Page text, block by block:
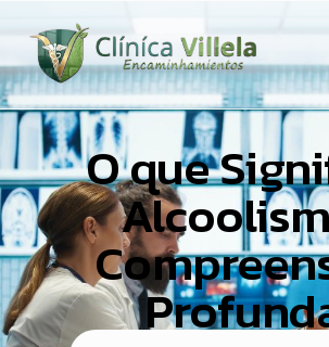
O que